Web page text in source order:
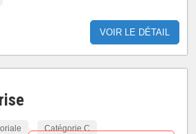
VOIR LE DÉTAIL
Catégorie C